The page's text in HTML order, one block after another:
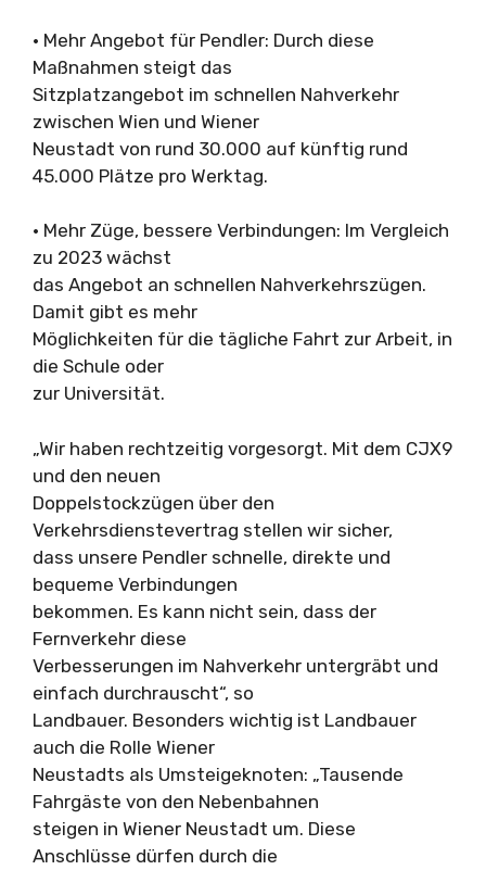
· Mehr Angebot für Pendler: Durch diese
Maßnahmen steigt das
Sitzplatzangebot im schnellen Nahverkehr
zwischen Wien und Wiener
Neustadt von rund 30.000 auf künftig rund
45.000 Plätze pro Werktag.
· Mehr Züge, bessere Verbindungen: Im Vergleich
zu 2023 wächst
das Angebot an schnellen Nahverkehrszügen.
Damit gibt es mehr
Möglichkeiten für die tägliche Fahrt zur Arbeit, in
die Schule oder
zur Universität.
„Wir haben rechtzeitig vorgesorgt. Mit dem CJX9
und den neuen
Doppelstockzügen über den
Verkehrsdienstevertrag stellen wir sicher,
dass unsere Pendler schnelle, direkte und
bequeme Verbindungen
bekommen. Es kann nicht sein, dass der
Fernverkehr diese
Verbesserungen im Nahverkehr untergräbt und
einfach durchrauscht“, so
Landbauer. Besonders wichtig ist Landbauer
auch die Rolle Wiener
Neustadts als Umsteigeknoten: „Tausende
Fahrgäste von den Nebenbahnen
steigen in Wiener Neustadt um. Diese
Anschlüsse dürfen durch die